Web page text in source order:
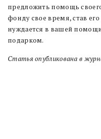
предложить помощь
фонду свое время, став
нуждается в вашей
подарком.
Статья опубликована в